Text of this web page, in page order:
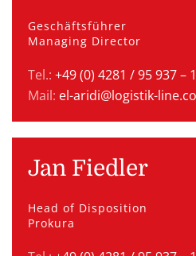
Geschäftsführer
Managing Director
Tel.: +49 (0) 4281 / 95 937 –
Mail: el-aridi@logistik-
Jan Fiedler
Head of Disposition
Prokura